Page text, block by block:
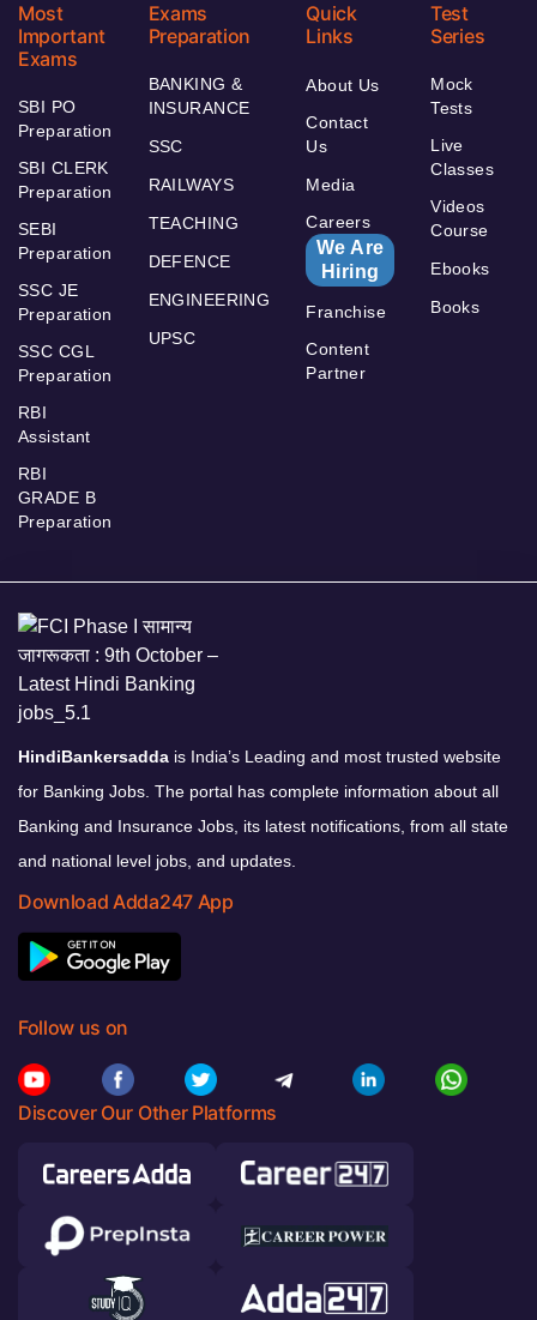
Most
Important
Exams
SBI PO
Preparation
SBI CLERK
Preparation
SEBI
Preparation
SSC JE
Preparation
SSC CGL
Preparation
RBI
Assistant
RBI
GRADE B
Preparation
Exams
Preparation
BANKING &
INSURANCE
SSC
RAILWAYS
TEACHING
DEFENCE
ENGINEERING
UPSC
Quick
Links
About Us
Contact
Us
Media
Careers
We Are
Hiring
Franchise
Content
Partner
Test
Series
Mock
Tests
Live
Classes
Videos
Course
Ebooks
Books
HindiBankersadda is India’s Leading and most trusted website
for Banking Jobs. The portal has complete information about all
Banking and Insurance Jobs, its latest notifications, from all state
and national level jobs, and updates.
Download Adda247 App
Follow us on
Discover Our Other Platforms